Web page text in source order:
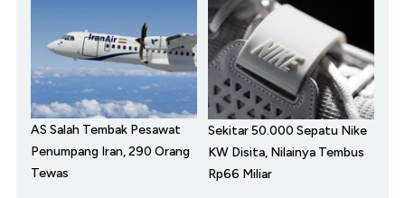
AS Salah Tembak Pesawat
Penumpang Iran, 290 Orang
Tewas
Sekitar 50.000 Sepatu Nike
KW Disita, Nilainya Tembus
Rp66 Miliar